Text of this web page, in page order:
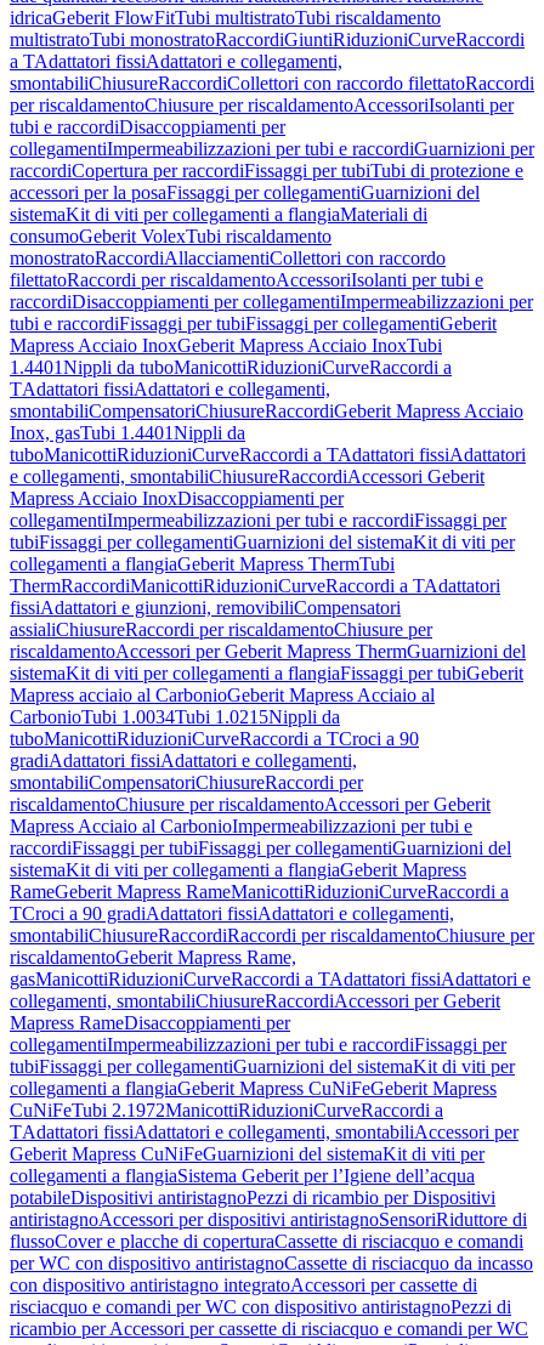
idricaGeberit FlowFitTubi multistratoTubi riscaldamento
multistratoTubi monostratoRaccordiGiuntiRiduzioniCurveRaccordi
a TAdattatori fissiAdattatori e collegamenti,
smontabiliChiusureRaccordiCollettori con raccordo filettatoRaccordi
per riscaldamentoChiusure per riscaldamentoAccessoriIsolanti per
tubi e raccordiDisaccoppiamenti per
collegamentiImpermeabilizzazioni per tubi e raccordiGuarnizioni per
raccordiCopertura per raccordiFissaggi per tubiTubi di protezione e
accessori per la posaFissaggi per collegamentiGuarnizioni del
sistemaKit di viti per collegamenti a flangiaMateriali di
consumoGeberit VolexTubi riscaldamento
monostratoRaccordiAllacciamentiCollettori con raccordo
filettatoRaccordi per riscaldamentoAccessoriIsolanti per tubi e
raccordiDisaccoppiamenti per collegamentiImpermeabilizzazioni per
tubi e raccordiFissaggi per tubiFissaggi per collegamentiGeberit
Mapress Acciaio InoxGeberit Mapress Acciaio InoxTubi
1.4401Nippli da tuboManicottiRiduzioniCurveRaccordi a
TAdattatori fissiAdattatori e collegamenti,
smontabiliCompensatoriChiusureRaccordiGeberit Mapress Acciaio
Inox, gasTubi 1.4401Nippli da
tuboManicottiRiduzioniCurveRaccordi a TAdattatori fissiAdattatori
e collegamenti, smontabiliChiusureRaccordiAccessori Geberit
Mapress Acciaio InoxDisaccoppiamenti per
collegamentiImpermeabilizzazioni per tubi e raccordiFissaggi per
tubiFissaggi per collegamentiGuarnizioni del sistemaKit di viti per
collegamenti a flangiaGeberit Mapress ThermTubi
ThermRaccordiManicottiRiduzioniCurveRaccordi a TAdattatori
fissiAdattatori e giunzioni, removibiliCompensatori
assialiChiusureRaccordi per riscaldamentoChiusure per
riscaldamentoAccessori per Geberit Mapress ThermGuarnizioni del
sistemaKit di viti per collegamenti a flangiaFissaggi per tubiGeberit
Mapress acciaio al CarbonioGeberit Mapress Acciaio al
CarbonioTubi 1.0034Tubi 1.0215Nippli da
tuboManicottiRiduzioniCurveRaccordi a TCroci a 90
gradiAdattatori fissiAdattatori e collegamenti,
smontabiliCompensatoriChiusureRaccordi per
riscaldamentoChiusure per riscaldamentoAccessori per Geberit
Mapress Acciaio al CarbonioImpermeabilizzazioni per tubi e
raccordiFissaggi per tubiFissaggi per collegamentiGuarnizioni del
sistemaKit di viti per collegamenti a flangiaGeberit Mapress
RameGeberit Mapress RameManicottiRiduzioniCurveRaccordi a
TCroci a 90 gradiAdattatori fissiAdattatori e collegamenti,
smontabiliChiusureRaccordiRaccordi per riscaldamentoChiusure per
riscaldamentoGeberit Mapress Rame,
gasManicottiRiduzioniCurveRaccordi a TAdattatori fissiAdattatori e
collegamenti, smontabiliChiusureRaccordiAccessori per Geberit
Mapress RameDisaccoppiamenti per
collegamentiImpermeabilizzazioni per tubi e raccordiFissaggi per
tubiFissaggi per collegamentiGuarnizioni del sistemaKit di viti per
collegamenti a flangiaGeberit Mapress CuNiFeGeberit Mapress
CuNiFeTubi 2.1972ManicottiRiduzioniCurveRaccordi a
TAdattatori fissiAdattatori e collegamenti, smontabiliAccessori per
Geberit Mapress CuNiFeGuarnizioni del sistemaKit di viti per
collegamenti a flangiaSistema Geberit per l’Igiene dell’acqua
potabileDispositivi antiristagnoPezzi di ricambio per Dispositivi
antiristagnoAccessori per dispositivi antiristagnoSensoriRiduttore di
flussoCover e placche di coperturaCassette di risciacquo e comandi
per WC con dispositivo antiristagnoCassette di risciacquo da incasso
con dispositivo antiristagno integratoAccessori per cassette di
risciacquo e comandi per WC con dispositivo antiristagnoPezzi di
ricambio per Accessori per cassette di risciacquo e comandi per WC